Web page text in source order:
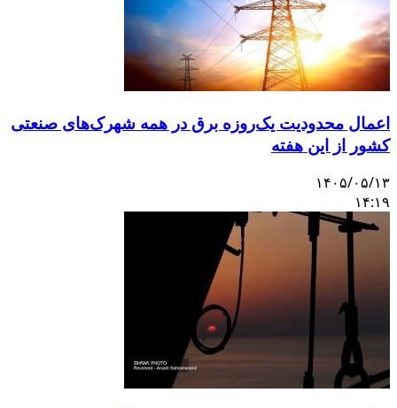
محدودیت یک‌روزه برق در همه شهرک‌های صنعتی
از این هفته
۰۵/۱۳